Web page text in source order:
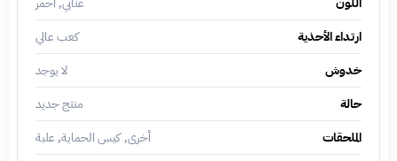
ارتداء الأحذية
كعب عالي
خدوش
لا يوجد
حالة
منتج جديد
الملحقات
أخرى, كيس الحماية, علبة